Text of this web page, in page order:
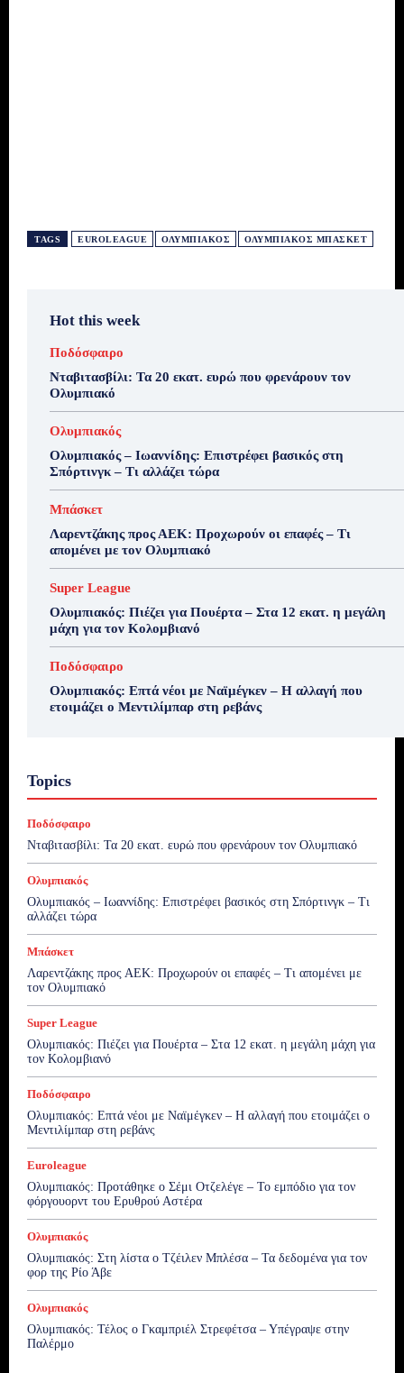
TAGS EUROLEAGUE ΟΛΥΜΠΙΑΚΌΣ ΟΛΥΜΠΙΑΚΌΣ ΜΠΆΣΚΕΤ
Hot this week
Ποδόσφαιρο
Νταβιτασβίλι: Τα 20 εκατ. ευρώ που φρενάρουν τον
Ολυμπιακό
Ολυμπιακός
Ολυμπιακός – Ιωαννίδης: Επιστρέφει βασικός στη
Σπόρτινγκ – Τι αλλάζει τώρα
Μπάσκετ
Λαρεντζάκης προς ΑΕΚ: Προχωρούν οι επαφές – Τι
απομένει με τον Ολυμπιακό
Super League
Ολυμπιακός: Πιέζει για Πουέρτα – Στα 12 εκατ. η μεγάλη
μάχη για τον Κολομβιανό
Ποδόσφαιρο
Ολυμπιακός: Επτά νέοι με Ναϊμέγκεν – Η αλλαγή που
ετοιμάζει ο Μεντιλίμπαρ στη ρεβάνς
Topics
Ποδόσφαιρο
Νταβιτασβίλι: Τα 20 εκατ. ευρώ που φρενάρουν τον Ολυμπιακό
Ολυμπιακός
Ολυμπιακός – Ιωαννίδης: Επιστρέφει βασικός στη Σπόρτινγκ – Τι
αλλάζει τώρα
Μπάσκετ
Λαρεντζάκης προς ΑΕΚ: Προχωρούν οι επαφές – Τι απομένει με
τον Ολυμπιακό
Super League
Ολυμπιακός: Πιέζει για Πουέρτα – Στα 12 εκατ. η μεγάλη μάχη για
τον Κολομβιανό
Ποδόσφαιρο
Ολυμπιακός: Επτά νέοι με Ναϊμέγκεν – Η αλλαγή που ετοιμάζει ο
Μεντιλίμπαρ στη ρεβάνς
Euroleague
Ολυμπιακός: Προτάθηκε ο Σέμι Οτζελέγε – Το εμπόδιο για τον
φόργουορντ του Ερυθρού Αστέρα
Ολυμπιακός
Ολυμπιακός: Στη λίστα ο Τζέιλεν Μπλέσα – Τα δεδομένα για τον
φορ της Ρίο Άβε
Ολυμπιακός
Ολυμπιακός: Τέλος ο Γκαμπριέλ Στρεφέτσα – Υπέγραψε στην
Παλέρμο